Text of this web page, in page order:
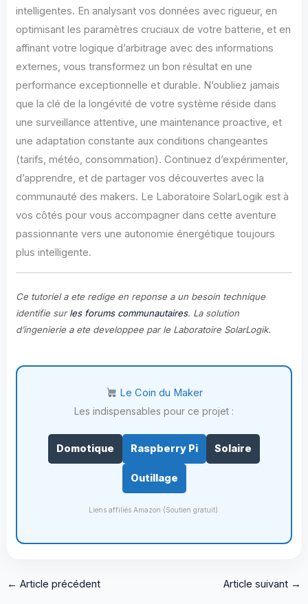
intelligentes. En analysant vos données avec rigueur, en
optimisant les paramètres cruciaux de votre batterie, et en
affinant votre logique d’arbitrage avec des informations
externes, vous transformez un bon résultat en une
performance exceptionnelle et durable. N’oubliez jamais
que la clé de la longévité de votre système réside dans
une surveillance attentive, une maintenance proactive, et
une adaptation constante aux conditions changeantes
(tarifs, météo, consommation). Continuez d’expérimenter,
d’apprendre, et de partager vos découvertes avec la
communauté des makers. Le Laboratoire SolarLogik est à
vos côtés pour vous accompagner dans cette aventure
passionnante vers une autonomie énergétique toujours
plus intelligente.
Ce tutoriel a ete redige en reponse a un besoin technique
identifie surles forums communautaires. La solution
d’ingenierie a ete developpee par le Laboratoire SolarLogik.
Le Coin du Maker
Les indispensables pour ce projet :
Domotique Raspberry Pi Solaire
Outillage
Liens affiliés Amazon (Soutien gratuit).
← Article précédent Article suivant →